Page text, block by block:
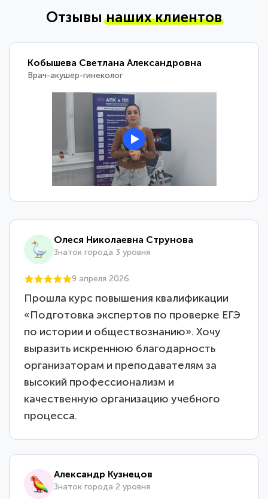
Отзывынаших клиентов
Кобышева Светлана Александровна
Врач-акушер-гинеколог
Олеся Николаевна Струнова
Знаток города 3 уровня
9 апреля 2026
Прошла курс повышения квалификации
«Подготовка экспертов по проверке ЕГЭ
по истории и обществознанию». Хочу
выразить искреннюю благодарность
организаторам и преподавателям за
высокий профессионализм и
качественную организацию учебного
процесса.
Александр Кузнецов
Знаток города 2 уровня